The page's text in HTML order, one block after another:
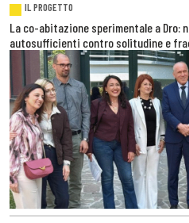
IL PROGETTO
La co-abitazione sperimentale a Dro:
autosufficienti contro solitudine e